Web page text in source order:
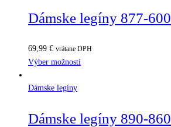
Dámske legíny 877-600
69,99 € vrátane DPH
Výber možností
Dámske legíny
Dámske legíny 890-860